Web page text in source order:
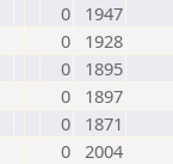
0
1947
0
1928
0
1895
0
1897
0
1871
0 2004